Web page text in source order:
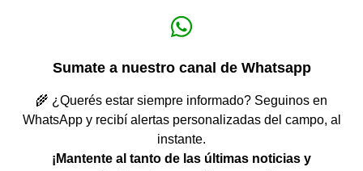
Sumate a nuestro canal de Whatsapp
🌾 ¿Querés estar siempre informado? Seguinos en
WhatsApp y recibí alertas personalizadas del campo, al
instante.
¡Mantente al tanto de las últimas noticias y